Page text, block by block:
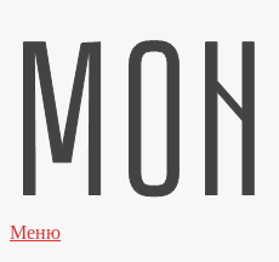
Меню